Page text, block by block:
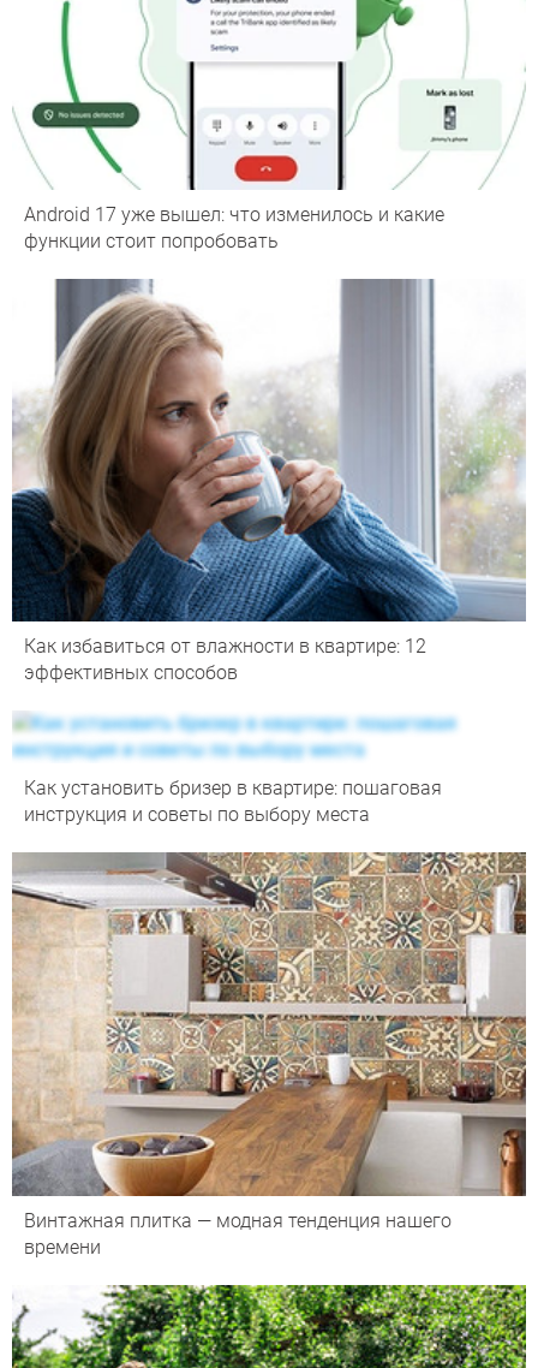
Android 17 уже вышел: что изменилось и какие
функции стоит попробовать
Как избавиться от влажности в квартире: 12
эффективных способов
Как установить бризер в квартире: пошаговая
инструкция и советы по выбору места
Винтажная плитка — модная тенденция нашего
времени